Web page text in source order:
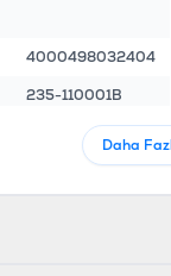
4000498032404
235-110001B
Daha